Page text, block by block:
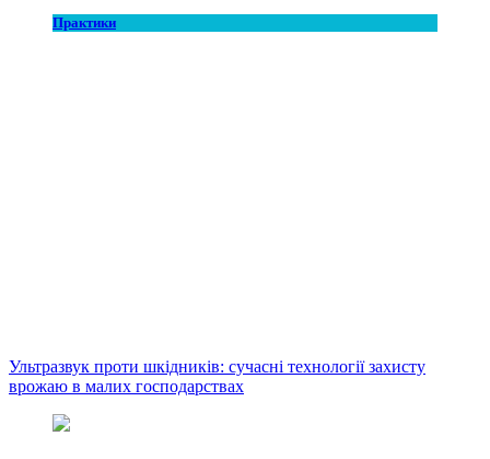
Практики
Ультразвук проти шкідників: сучасні технології захисту
врожаю в малих господарствах